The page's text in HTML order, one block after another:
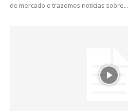
de mercado e trazemos noticias sobre...